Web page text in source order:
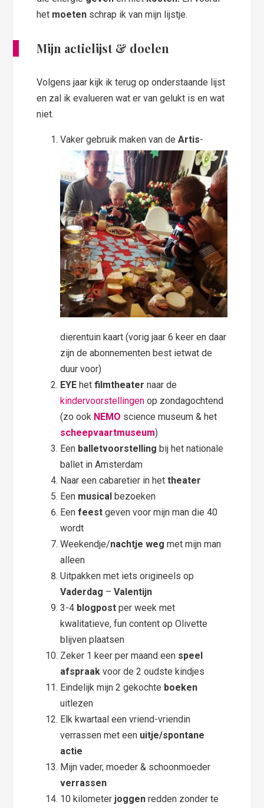
het moeten schrap ik van mijn lijstje.
Mijn actielijst & doelen
Volgens jaar kijk ik terug op onderstaande lijst
en zal ik evalueren wat er van gelukt is en wat
niet.
Vaker gebruik maken van deArtis-
dierentuin kaart (vorig jaar 6 keer en daar
zijn de abonnementen best ietwat de
duur voor)
EYE hetfilmtheater naar de
kindervoorstellingen op zondagochtend
(zo ook NEMO science museum & het
scheepvaartmuseum)
Een balletvoorstelling bij het nationale
ballet in Amsterdam
Naar een cabaretier in hettheater
Een musical bezoeken
Eenfeest geven voor mijn man die 40
wordt
Weekendje/nachtje weg met mijn man
alleen
Uitpakken met iets origineels op
Vaderdag –Valentijn
3-4 blogpost per week met
kwalitatieve, fun content op Olivette
blijven plaatsen
Zeker 1 keer per maand een speel
afspraak voor de 2 oudste kindjes
Eindelijk mijn 2 gekochte boeken
uitlezen
Elk kwartaal een vriend-vriendin
verrassen met een uitje/spontane
actie
Mijn vader, moeder & schoonmoeder
verrassen
10 kilometer joggen redden zonder te